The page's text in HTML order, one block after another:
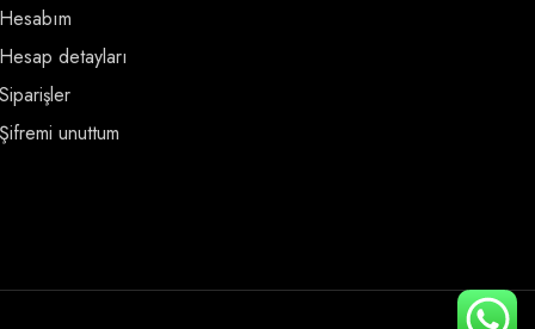
Hesabım
Hesap detayları
Siparişler
Şifremi unuttum